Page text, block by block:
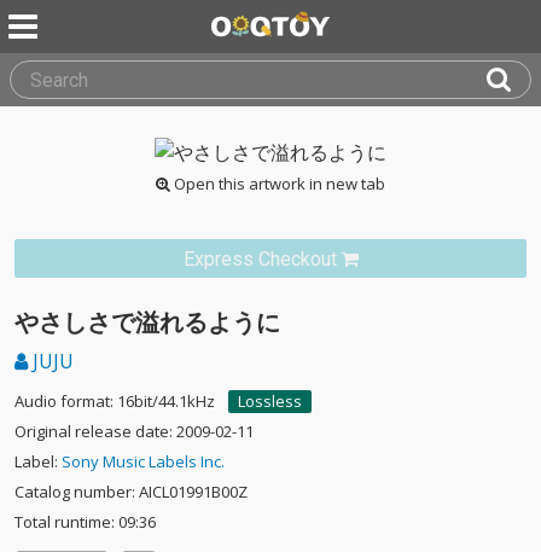
Open this artwork in new tab
Express Checkout
やさしさで溢れるように
JUJU
Audio format: 16bit/44.1kHz
Lossless
Original release date: 2009-02-11
Label: Sony Music Labels Inc.
Catalog number: AICL01991B00Z
Total runtime: 09:36